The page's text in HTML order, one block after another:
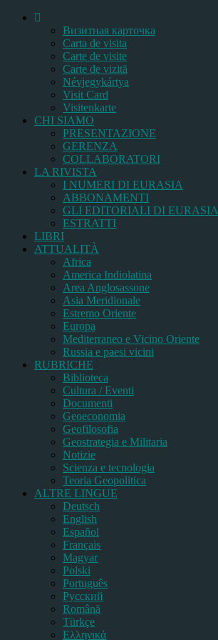
Bизитная карточка
Carta de visita
Carte de visite
Carte de vizită
Névjegykártya
Visit Card
Visitenkarte
CHI SIAMO
PRESENTAZIONE
GERENZA
COLLABORATORI
LA RIVISTA
I NUMERI DI EURASIA
ABBONAMENTI
GLI EDITORIALI DI EURASIA
ESTRATTI
LIBRI
ATTUALITÀ
Africa
America Indiolatina
Area Anglosassone
Asia Meridionale
Estremo Oriente
Europa
Mediterraneo e Vicino Oriente
Russia e paesi vicini
RUBRICHE
Biblioteca
Cultura / Eventi
Documenti
Geoeconomia
Geofilosofia
Geostrategia e Militaria
Notizie
Scienza e tecnologia
Teoria Geopolitica
ALTRE LINGUE
Deutsch
English
Español
Français
Magyar
Polski
Português
Pусский
Română
Türkçe
Ελληνικά